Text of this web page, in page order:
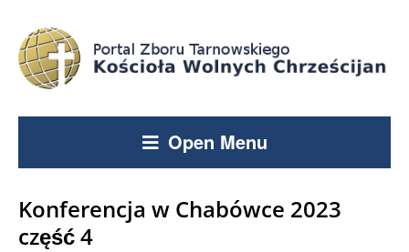
Open Menu
Konferencja w Chabówce 2023
część 4